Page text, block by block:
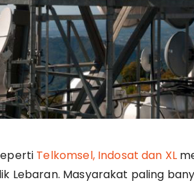
Telkomsel, Indosat dan XL
Lebaran. Masyarakat paling